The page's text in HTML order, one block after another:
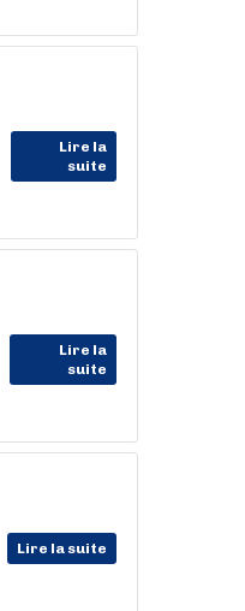
Lire la
suite
Lire la
suite
Lire la suite